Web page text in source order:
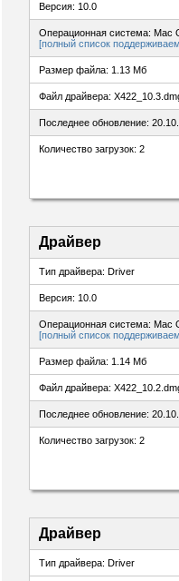
Версия: 10.0
Операционная система: Mac
[полный список
Размер файла: 1.13 Мб
Файл драйвера:
Последнее обновление:
Количество загрузок: 2
Драйвер
Тип драйвера: Driver
Версия: 10.0
Операционная система: Mac
[полный список
Размер файла: 1.14 Мб
Файл драйвера:
Последнее обновление:
Количество загрузок: 2
Драйвер
Тип драйвера: Driver